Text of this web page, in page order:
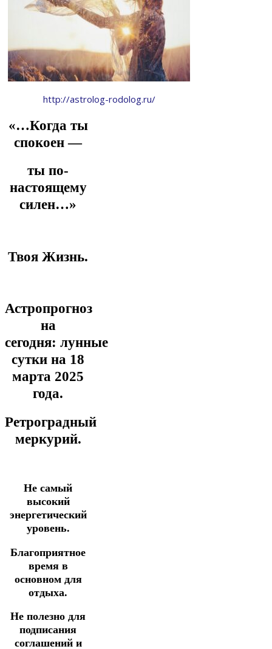
http://astrolog-rodolog.ru/
«…Когда ты
спокоен —
ты по-
настоящему
силен…»
Твоя Жизнь.
Астропрогноз
на
сегодня: лунные
сутки на 18
марта 2025
года.
Ретроградный
меркурий.
Не самый
высокий
энергетический
уровень.
Благоприятное
время в
основном для
отдыха.
Не полезно для
подписания
соглашений и